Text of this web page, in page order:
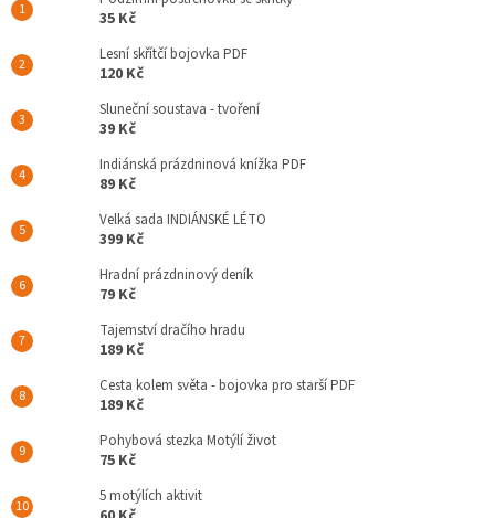
35 Kč
Lesní skřítčí bojovka PDF
120 Kč
Sluneční soustava - tvoření
39 Kč
Indiánská prázdninová knížka PDF
89 Kč
Velká sada INDIÁNSKÉ LÉTO
399 Kč
Hradní prázdninový deník
79 Kč
Tajemství dračího hradu
189 Kč
Cesta kolem světa - bojovka pro starší PDF
189 Kč
Pohybová stezka Motýlí život
75 Kč
5 motýlích aktivit